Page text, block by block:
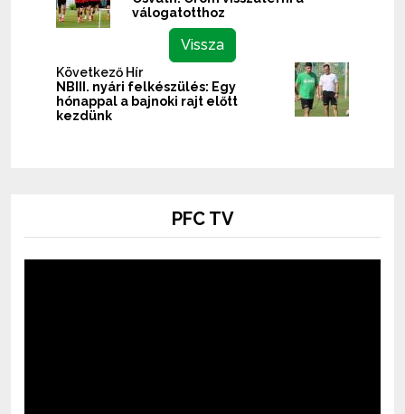
válogatotthoz
Vissza
Következő Hír
NBIII. nyári felkészülés: Egy
hónappal a bajnoki rajt előtt
kezdünk
PFC TV